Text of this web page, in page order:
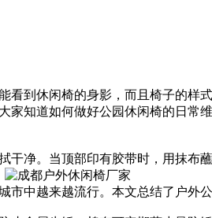
休闲椅的身影，而且椅子的样
知道如何做好公园休闲椅的日常
净。当顶部印有胶带时，用抹布蘸
越来越流行。本文总结了户外公